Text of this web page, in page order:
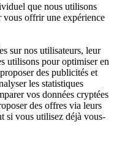
que nous utilisons
vous offrir une expérience
sur nos utilisateurs, leur
utilisons pour optimiser en
des publicités et
les statistiques
vos données cryptées
des offres via leurs
si vous utilisez déjà vous-